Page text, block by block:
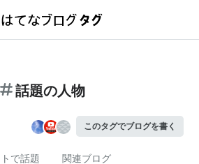
話題の人物
このタグでブログを書く
で話題 関連ブログ